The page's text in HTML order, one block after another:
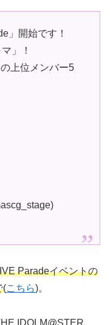
」開始です！
」！
上位メンバー5
Paradeイベントの
(こちら)。
IDOLM@STER